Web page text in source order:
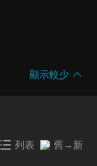
顯示較少
列表 舊→新